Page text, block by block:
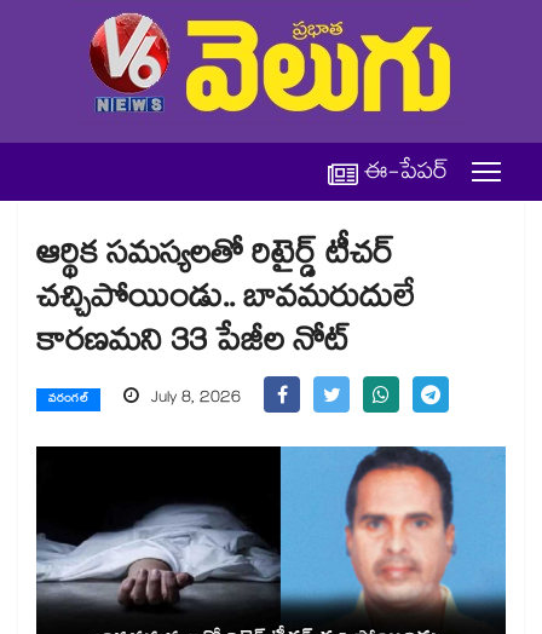
ఈ-పేపర్
ఆర్థిక సమస్యలతో రిటైర్డ్ టీచర్
చచ్చిపోయిండు.. బావమరుదులే
కారణమని 33 పేజీల నోట్
వరంగల్ July 8, 2026